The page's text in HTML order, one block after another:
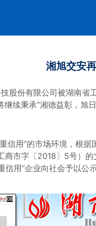
湘旭交安
股份有限公司被湖南省
续秉承“湘德益彰，旭
信用”的市场环境，根
商市字〔2018〕5号）
用”企业向社会予以